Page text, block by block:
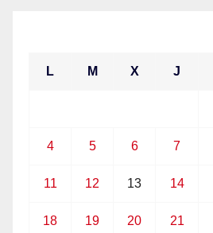
L M X J
4 5 6 7
11 12 13 14
18 19 20 21